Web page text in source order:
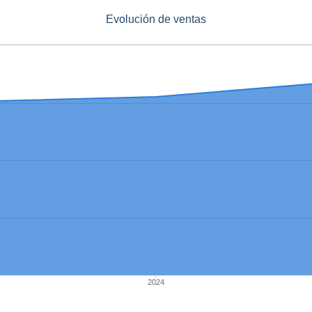
Evolución de ventas
2024